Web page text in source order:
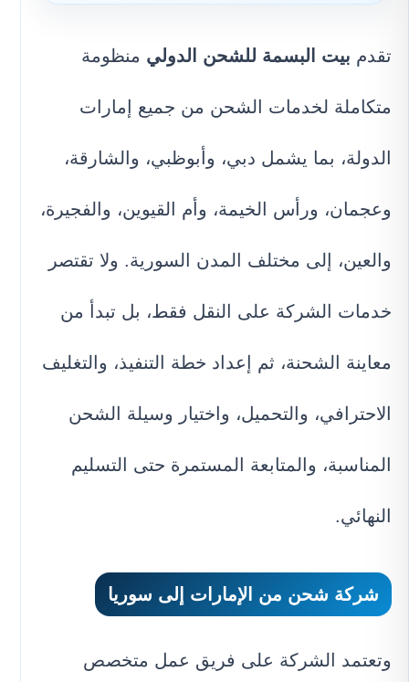
تقدم بيت البسمة للشحن الدولي منظومة
متكاملة لخدمات الشحن من جميع إمارات
الدولة، بما يشمل دبي، وأبوظبي، والشارقة،
وعجمان، ورأس الخيمة، وأم القيوين، والفجيرة،
والعين، إلى مختلف المدن السورية. ولا تقتصر
خدمات الشركة على النقل فقط، بل تبدأ من
معاينة الشحنة، ثم إعداد خطة التنفيذ، والتغليف
الاحترافي، والتحميل، واختيار وسيلة الشحن
المناسبة، والمتابعة المستمرة حتى التسليم
النهائي.
شركة شحن من الإمارات إلى سوريا
وتعتمد الشركة على فريق عمل متخصص